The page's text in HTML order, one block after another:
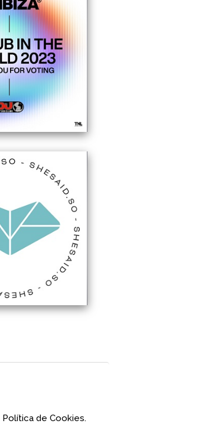
Política de Cookies.